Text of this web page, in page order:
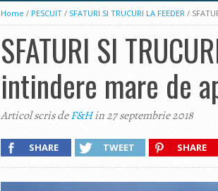
Home / PESCUIT / SFATURI SI TRUCURI LA FEEDER /
SFATURI SI
intindere mare de
Articol scris deF&Hin 27 septembrie 2018
SHARE TWEET SHARE